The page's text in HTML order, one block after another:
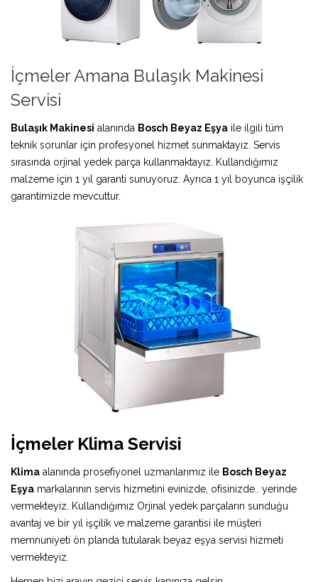
İçmeler Amana Bulaşık Makinesi
Servisi
Bulaşık Makinesi alanında Bosch Beyaz Eşya ile ilgili tüm
teknik sorunlar için profesyonel hizmet sunmaktayız. Servis
sırasında orjinal yedek parça kullanmaktayız. Kullandığımız
malzeme için 1 yıl garanti sunuyoruz. Ayrıca 1 yıl boyunca işçilik
garantimizde mevcuttur.
İçmeler Klima Servisi
Klima alanında prosefiyonel uzmanlarımız ile Bosch Beyaz
Eşya markalarının servis hizmetini evinizde, ofisinizde.. yerinde
vermekteyiz. Kullandığımız Orjinal yedek parçaların sunduğu
avantaj ve bir yıl işçilik ve malzeme garantisi ile müşteri
memnuniyeti ön planda tutularak beyaz eşya servisi hizmeti
vermekteyiz.